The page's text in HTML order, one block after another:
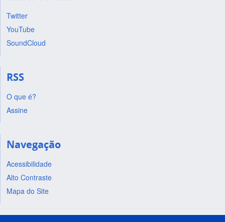
Twitter
YouTube
SoundCloud
RSS
O que é?
Assine
Navegação
Acessibilidade
Alto Contraste
Mapa do Site